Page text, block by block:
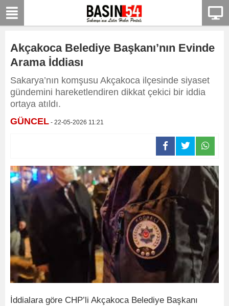
Akçakoca Belediye Başkanı’nın Evinde
Arama İddiası
Sakarya’nın komşusu Akçakoca ilçesinde siyaset
gündemini hareketlendiren dikkat çekici bir iddia
ortaya atıldı.
GÜNCEL - 22-05-2026 11:21
İddialara göre CHP’li Akçakoca Belediye Başkanı